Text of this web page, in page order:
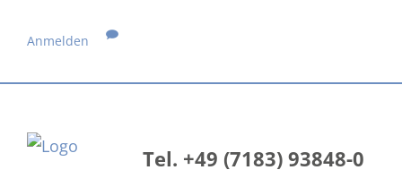
Anmelden
Tel. +49 (7183) 93848-0